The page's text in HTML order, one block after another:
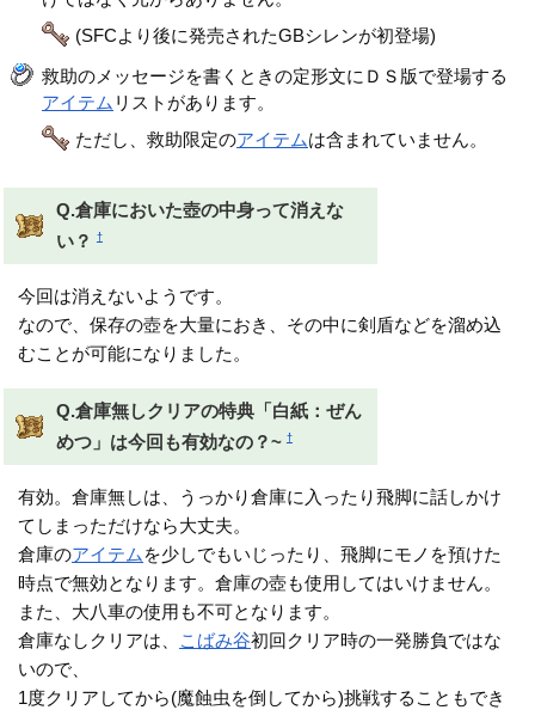
(SFCより後に発売されたGBシレンが初登場)
救助のメッセージを書くときの定形文にＤＳ版で登場する
アイテム リストがあります。
ただし、救助限定のアイテムは含まれていません。
Q.倉庫においた壺の中身って消えな
い？
†
今回は消えないようです。
なので、保存の壺を大量におき、その中に剣盾などを溜め込
むことが可能になりました。
Q.倉庫無しクリアの特典「白紙：ぜん
めつ」は今回も有効なの？~ †
有効。倉庫無しは、うっかり倉庫に入ったり飛脚に話しかけ
てしまっただけなら大丈夫。
倉庫のアイテム を少しでもいじったり、飛脚にモノを預けた
時点で無効となります。倉庫の壺も使用してはいけません。
また、大八車の使用も不可となります。
倉庫なしクリアは、
こばみ谷初回クリア時の一発勝負ではな
いので、
1度クリアしてから(魔蝕虫を倒してから)挑戦することもでき